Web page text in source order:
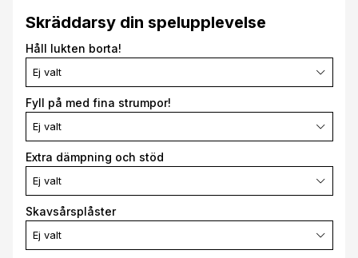
Skräddarsy din spelupplevelse
Håll lukten borta!
Ej valt
Fyll på med fina strumpor!
Ej valt
Extra dämpning och stöd
Ej valt
Skavsårsplåster
Ej valt